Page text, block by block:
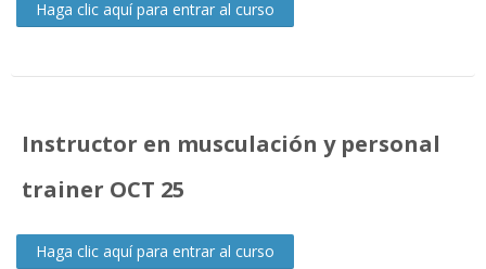
Haga clic aquí para entrar al curso
Instructor en musculación y personal
trainer OCT 25
Haga clic aquí para entrar al curso